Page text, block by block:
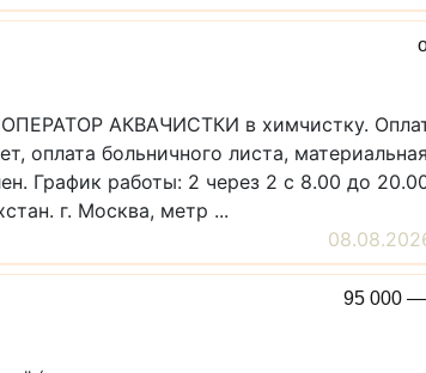
АКВАЧИСТКИ в химчистку.
оплата больничного листа,
График работы: 2 через 2 с 8.00 до
г. Москва, метр ...
95 000